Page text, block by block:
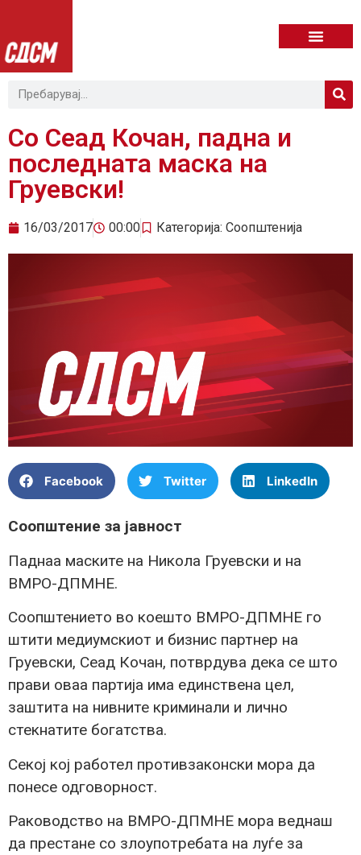
Со Сеад Кочан, падна и
последната маска на
Груевски!
16/03/2017 00:00 Категорија: Соопштенија
Facebook Twitter LinkedIn
Соопштение за јавност
Паднаа маските на Никола Груевски и на
ВМРО-ДПМНЕ.
Соопштението во коешто ВМРО-ДПМНЕ го
штити медиумскиот и бизнис партнер на
Груевски, Сеад Кочан, потврдува дека се што
прави оваа партија има единствена цел,
заштита на нивните криминали и лично
стекнатите богатства.
Секој кој работел противзаконски мора да
понесе одговорност.
Раководство на ВМРО-ДПМНЕ мора веднаш
да престане со злоупотребата на луѓе за